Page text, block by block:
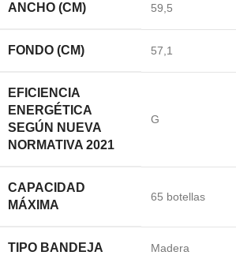
ANCHO (CM) 59,5
FONDO (CM) 57,1
EFICIENCIA
ENERGÉTICA
SEGÚN NUEVA
NORMATIVA 2021
G
CAPACIDAD
MÁXIMA
65 botellas
TIPO BANDEJA Madera